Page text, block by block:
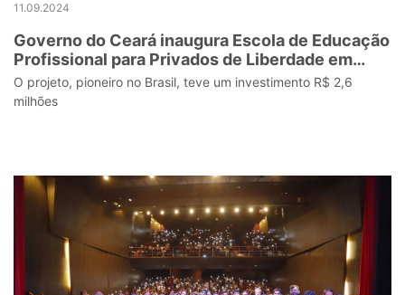
11.09.2024
Governo do Ceará inaugura Escola de Educação
Profissional para Privados de Liberdade em
Itaitinga
O projeto, pioneiro no Brasil, teve um investimento R$ 2,6
milhões